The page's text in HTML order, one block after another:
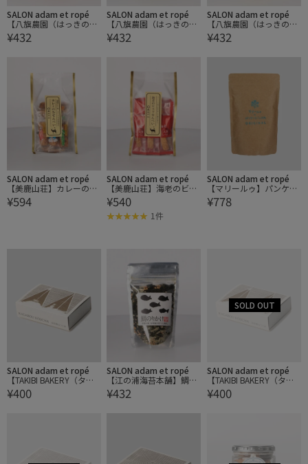
SALON adam et ropé
【八旗農園（はっきのう
えん）】片手果物ゼリ
¥432
SALON adam et ropé
【八旗農園（はっきのう
えん）】片手果物ゼリ
¥432
SALON adam et ropé
【八旗農園（はっきのう
えん）】片手果物ゼリ
¥432
SALON adam et ropé
【美鹿山荘】カレーのお
せんべい
¥594
SALON adam et ropé
【美鹿山荘】海老のビス
クせんべい
¥540
1件
SALON adam et ropé
【マリールゥ】パンケー
キミックス ORIGINAL
¥778
SALON adam et ropé
【TAKIBI BAKERY（タキ
ビベーカリー）】加賀棒
¥400
SALON adam et ropé
【江の浦海苔本舗】鯛の
りかけ
¥432
SALON adam et ropé
【TAKIBI BAKERY（タキ
ビベーカリー）】加賀棒
¥400